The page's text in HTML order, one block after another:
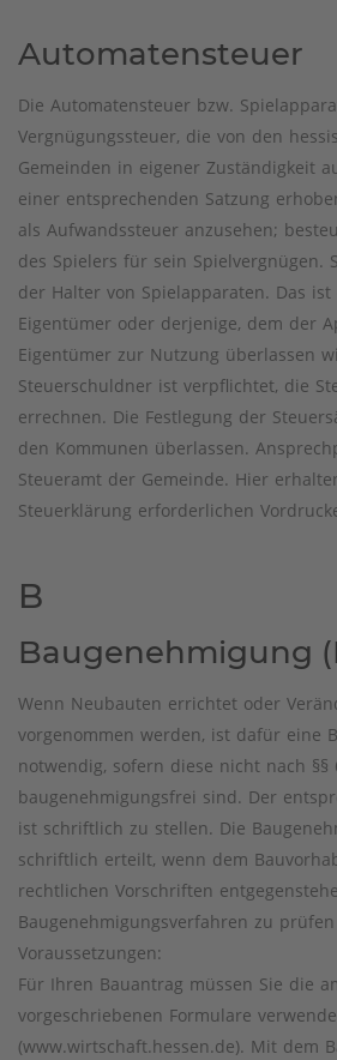
Automatensteuer
Die Automatensteuer bzw.
Vergnügungssteuer, die von den
Gemeinden in eigener Zuständigkeit
einer entsprechenden Satzung
als Aufwandssteuer anzusehen;
des Spielers für sein Spielvergnügen.
der Halter von Spielapparaten. Das
Eigentümer oder derjenige, dem der
Eigentümer zur Nutzung überlassen
Steuerschuldner ist verpflichtet, die
errechnen. Die Festlegung der
den Kommunen überlassen.
Steueramt der Gemeinde. Hier
Steuerklärung erforderlichen
B
Baugenehmigung
Wenn Neubauten errichtet oder
vorgenommen werden, ist dafür eine
notwendig, sofern diese nicht nach §§
baugenehmigungsfrei sind. Der
ist schriftlich zu stellen. Die
schriftlich erteilt, wenn dem
rechtlichen Vorschriften
Baugenehmigungsverfahren zu
Voraussetzungen:
Für Ihren Bauantrag müssen Sie die
vorgeschriebenen Formulare
(www.wirtschaft.hessen.de). Mit dem